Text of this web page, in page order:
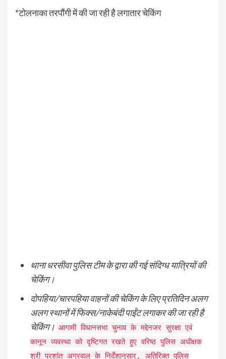
*टोलनाका तरपौंगी में की जा रही है लगातार चेकिंग
थाना धरसीवा पुलिस टीम के द्वारा की गई संदिग्ध यात्रियों की
चेकिंग।
दोपहिया/चारपहिया वाहनों की चेकिंग के लिए प्रतिदिन अलग
अलग स्थानों में फिक्स/नाकेबंदी पाईंट लगाकर की जा रही है
चेकिंग। आगामी विधानसभा चुनाव के मद्देनजर सुरक्षा एवं
कानून व्यवस्था को दृष्टिगत रखते हुए वरिष्ठ पुलिस अधीक्षक
श्री प्रशांत अग्रवाल के निर्देशानुसार, अतिरिक्त पुलिस